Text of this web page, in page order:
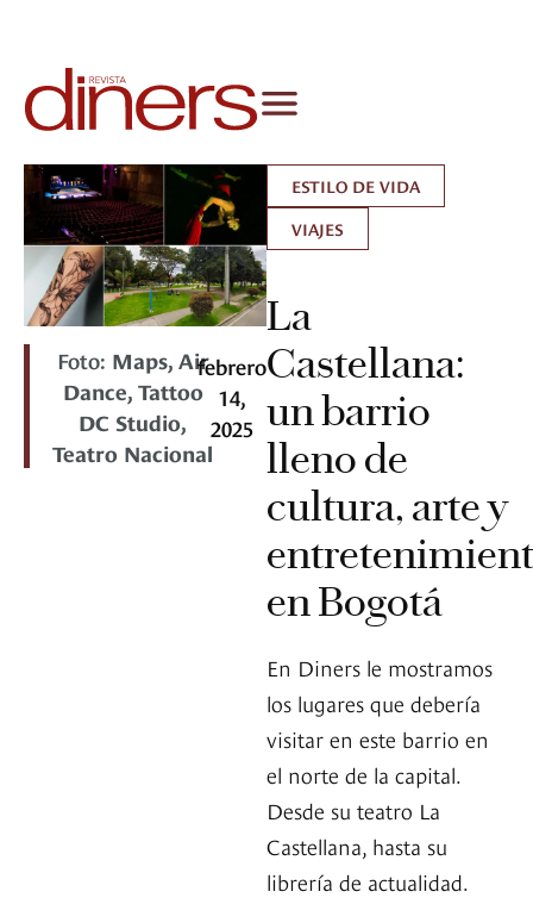
Foto: Maps, Air
Dance, Tattoo
DC Studio,
Teatro Nacional
febrero
14,
2025
ESTILO DE VIDA
VIAJES
La
Castellana:
un barrio
lleno de
cultura, arte y
en Bogotá
En Diners le mostramos
los lugares que debería
visitar en este barrio en
el norte de la capital.
Desde su teatro La
Castellana, hasta su
librería de actualidad.